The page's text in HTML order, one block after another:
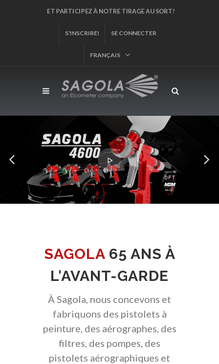
ET PARTICIPEZ À NOTRE TIRAGE AU SORT!
S'INSCRIRE! SE CONNECTER
FRANÇAIS
SAGOLA65 ANS À
L'AVANT-GARDE
À Sagola, nous concevons et
fabriquons des pistolets à
peinture, des aérographes, des
filtres, des pompes, des
pistolets aérographiques et